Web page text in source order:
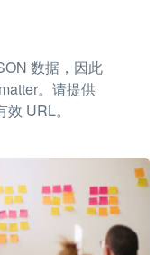
数据，因此
。请提供
URL。